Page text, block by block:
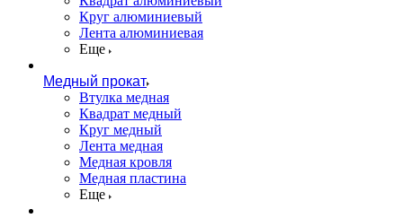
Круг алюминиевый
Лента алюминиевая
Еще
Медный прокат
Втулка медная
Квадрат медный
Круг медный
Лента медная
Медная кровля
Медная пластина
Еще